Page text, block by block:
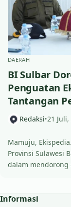
DAERAH
BI Sulbar
Penguatan
Tantangan
Redaksi•21 Juli,
Mamuju,
Provinsi Sulawesi
dalam
Informasi